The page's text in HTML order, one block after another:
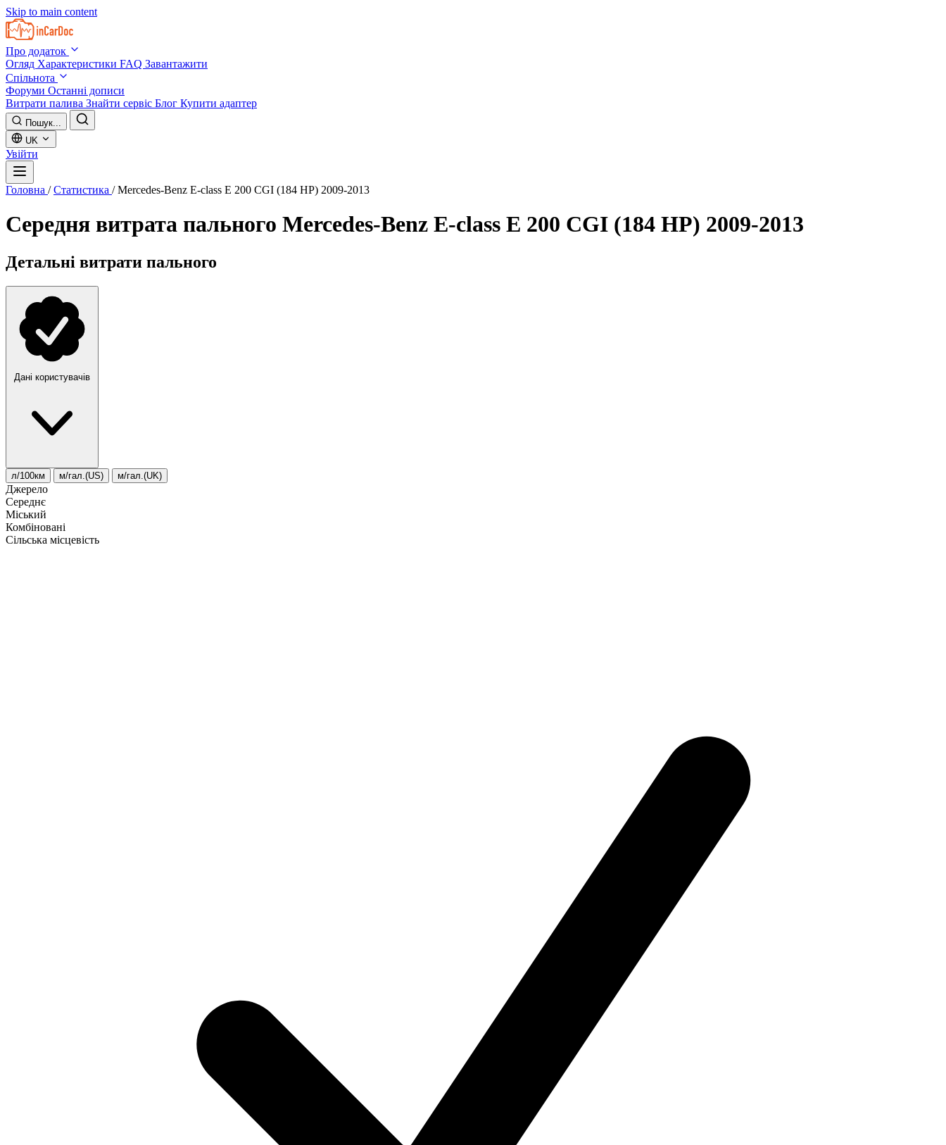
Skip to main content
Про додаток
Огляд Характеристики FAQ Завантажити
Спільнота
Форуми Останні дописи
Витрати палива Знайти сервіс Блог Купити адаптер
Пошук...
UK
Увійти
Головна / Статистика / Mercedes-Benz E-class E 200 CGI (184 HP) 2009-2013
Середня витрата пального Mercedes-Benz E-class E 200 CGI (184 HP) 2009-2013
Детальні витрати пального
Дані користувачів
л/100км м/гал.(US) м/гал.(UK)
Джерело
Середнє
Міський
Комбіновані
Сільська місцевість